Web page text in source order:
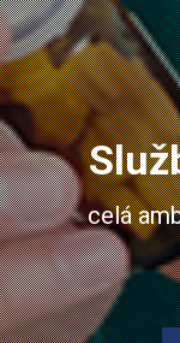
celá